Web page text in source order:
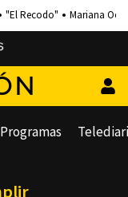
"El Recodo" Mariana
Programas